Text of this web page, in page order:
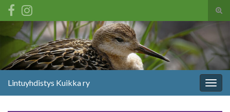
Search for:
Lintuyhdistys Kuikka ry